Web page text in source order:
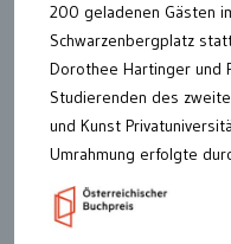
200 geladenen Gästen
Schwarzenbergplatz
Dorothee Hartinger und
Studierenden des
und Kunst
Umrahmung erfolgte